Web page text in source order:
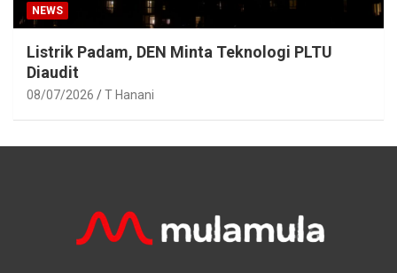
NEWS
Listrik Padam, DEN Minta Teknologi PLTU
Diaudit
08/07/2026 T Hanani